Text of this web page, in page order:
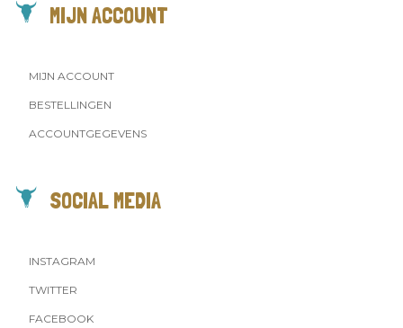
MIJN ACCOUNT
MIJN ACCOUNT
BESTELLINGEN
ACCOUNTGEGEVENS
SOCIAL MEDIA
INSTAGRAM
TWITTER
FACEBOOK